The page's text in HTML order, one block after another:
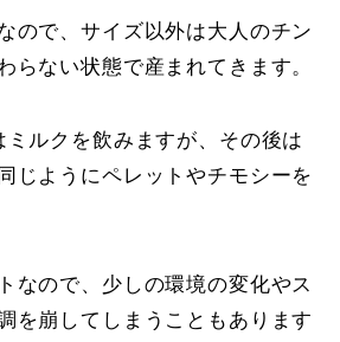
ので、サイズ以外は大人のチン
らない状態で産まれてきます。
ルクを飲みますが、その後は
じようにペレットやチモシーを
なので、少しの環境の変化やス
を崩してしまうこともあります